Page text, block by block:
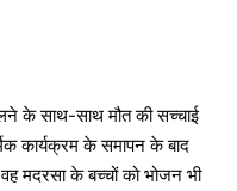
के साथ-साथ मौत की सच्चाई
कार्यक्रम के समापन के बाद
मदरसा के बच्चों को भोजन भी